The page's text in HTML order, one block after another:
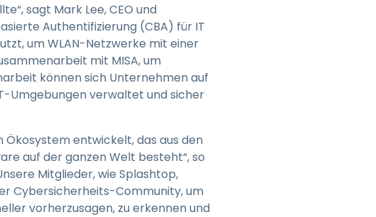
sagt Mark Lee, CEO und
Authentifizierung (CBA) für IT
um WLAN-Netzwerke mit einer
mit MISA, um
können sich Unternehmen auf
Umgebungen verwaltet und sicher
Ökosystem entwickelt, das aus den
auf der ganzen Welt besteht“, so
Mitglieder, wie Splashtop,
Cybersicherheits-Community, um
vorherzusagen, zu erkennen und